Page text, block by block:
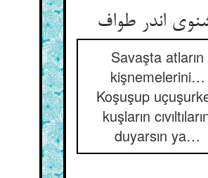
اندر طواف
Savaşta atların
kişnemelerini…
Koşuşup
kuşların
duyarsın ya…